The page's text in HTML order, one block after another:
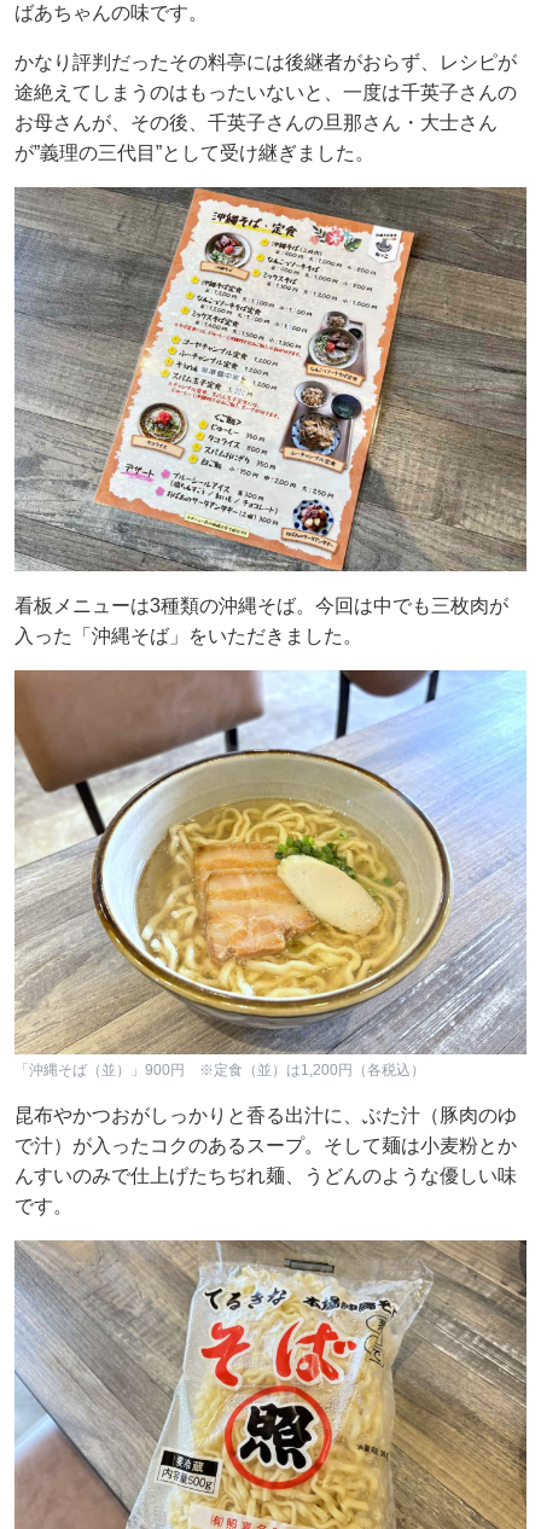
ばあちゃんの味です。
かなり評判だったその料亭には後継者がおらず、レシピが
途絶えてしまうのはもったいないと、一度は千英子さんの
お母さんが、その後、千英子さんの旦那さん・大士さん
が”義理の三代目”として受け継ぎました。
看板メニューは3種類の沖縄そば。今回は中でも三枚肉が
入った「沖縄そば」をいただきました。
「沖縄そば（並）」900円 ※定食（並）は1,200円（各税込）
昆布やかつおがしっかりと香る出汁に、ぶた汁（豚肉のゆ
で汁）が入ったコクのあるスープ。そして麺は小麦粉とか
んすいのみで仕上げたちぢれ麺、うどんのような優しい味
です。